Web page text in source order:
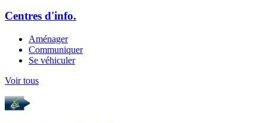
Centres d'info.
Aménager
Communiquer
Se véhiculer
Voir tous